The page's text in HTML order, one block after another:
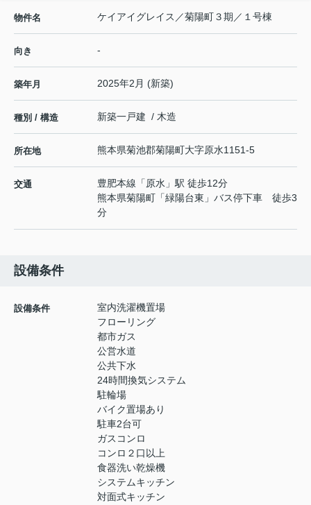
物件名 ケイアイグレイス／菊陽町３期／１号棟
向き -
築年月 2025年2月 (新築)
種別 / 構造 新築一戸建 / 木造
所在地 熊本県菊池郡菊陽町大字原水1151-5
交通 豊肥本線 「原水 」駅 徒歩12分
熊本県菊陽町「緑陽台東」バス停下車 徒歩3
分
設備条件
設備条件
室内洗濯機置場
フローリング
都市ガス
公営水道
公共下水
24時間換気システム
駐輪場
バイク置場あり
駐車2台可
ガスコンロ
コンロ２口以上
食器洗い乾燥機
システムキッチン
対面式キッチン